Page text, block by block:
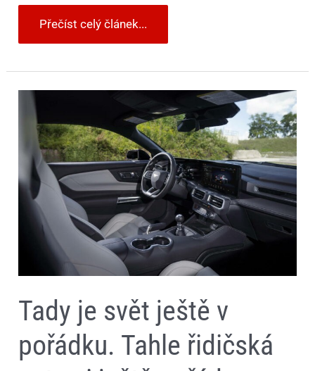
Přečíst celý článek...
Tady je svět ještě v
pořádku. Tahle řidičská
Tady
ještě
v
pořádku.
Tahle
řidičská
auta
si
ještě
pořád
můžete
koupit
manuálem